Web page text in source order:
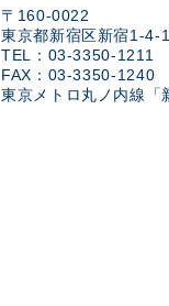
〒160-0022
東京都新宿区新宿1-4-
TEL：03-3350-1211
FAX：03-3350-1240
東京メトロ丸ノ内線「